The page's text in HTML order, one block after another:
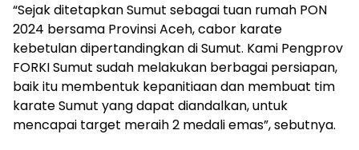
“Sejak ditetapkan Sumut sebagai tuan rumah PON
2024 bersama Provinsi Aceh, cabor karate
kebetulan dipertandingkan di Sumut. Kami Pengprov
FORKI Sumut sudah melakukan berbagai persiapan,
baik itu membentuk kepanitiaan dan membuat tim
karate Sumut yang dapat diandalkan, untuk
mencapai target meraih 2 medali emas”, sebutnya.